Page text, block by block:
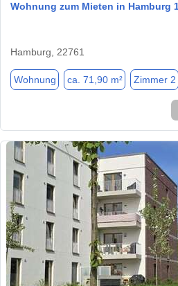
Wohnung zum Mieten in Hamburg
Hamburg, 22761
Wohnung ca. 71,90 m² Zimmer 2